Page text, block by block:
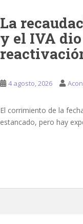
La
y el IVA
4 agosto, 2026
El corrimiento de la
estancado, pero hay